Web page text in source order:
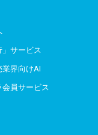
」サービス
業界向けAI
会員サービス